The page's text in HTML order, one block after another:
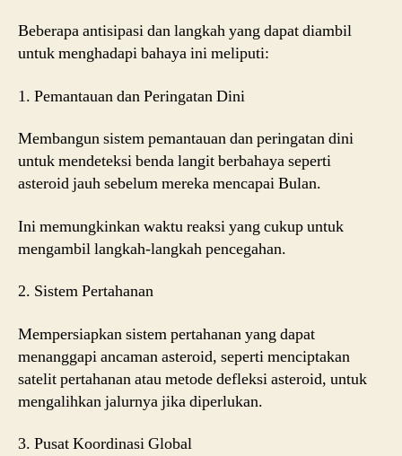
Beberapa antisipasi dan langkah yang dapat diambil
untuk menghadapi bahaya ini meliputi:
1. Pemantauan dan Peringatan Dini
Membangun sistem pemantauan dan peringatan dini
untuk mendeteksi benda langit berbahaya seperti
asteroid jauh sebelum mereka mencapai Bulan.
Ini memungkinkan waktu reaksi yang cukup untuk
mengambil langkah-langkah pencegahan.
2. Sistem Pertahanan
Mempersiapkan sistem pertahanan yang dapat
menanggapi ancaman asteroid, seperti menciptakan
satelit pertahanan atau metode defleksi asteroid, untuk
mengalihkan jalurnya jika diperlukan.
3. Pusat Koordinasi Global